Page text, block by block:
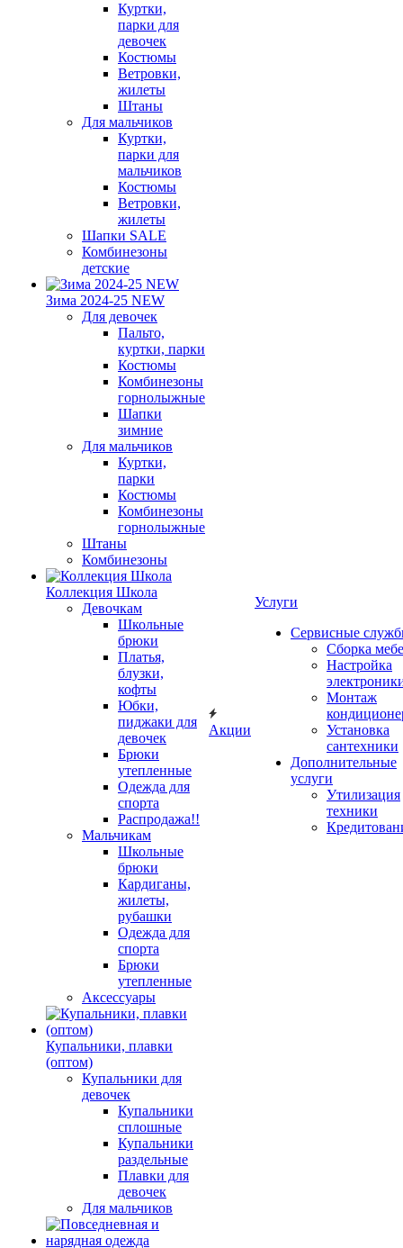
Куртки,
парки для
девочек
Костюмы
Ветровки,
жилеты
Штаны
Для мальчиков
Куртки,
парки для
мальчиков
Костюмы
Ветровки,
жилеты
Шапки SALE
Комбинезоны
детские
Зима 2024-25 NEW
Для девочек
Пальто,
куртки, парки
Костюмы
Комбинезоны
горнолыжные
Шапки
зимние
Для мальчиков
Куртки,
парки
Костюмы
Комбинезоны
горнолыжные
Штаны
Комбинезоны
Коллекция Школа
Девочкам
Школьные
брюки
Платья,
блузки,
кофты
Юбки,
пиджаки для
девочек
Брюки
утепленные
Одежда для
спорта
Распродажа!!
Мальчикам
Школьные
брюки
Кардиганы,
жилеты,
рубашки
Одежда для
спорта
Брюки
утепленные
Аксессуары
Купальники, плавки
(оптом)
Купальники для
девочек
Купальники
сплошные
Купальники
раздельные
Плавки для
девочек
Для мальчиков
Акции
Услуги
Сервисные
Сборка
Настройка
Монтаж
Установка
сантехники
Дополнительные
услуги
Утилизация
техники